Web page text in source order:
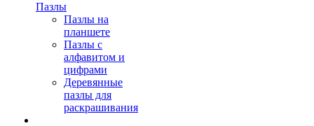
Пазлы
Пазлы на
планшете
Пазлы с
алфавитом и
цифрами
Деревянные
пазлы для
раскрашивания